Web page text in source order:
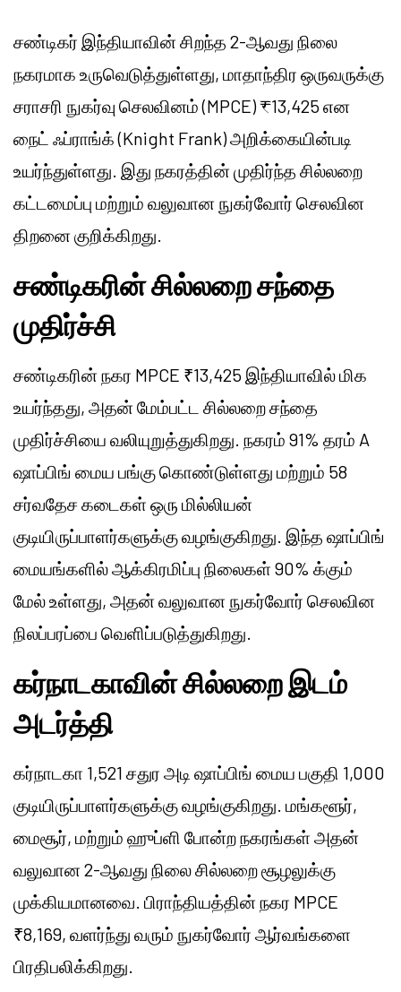
சண்டிகர் இந்தியாவின் சிறந்த 2-ஆவது நிலை
நகரமாக உருவெடுத்துள்ளது, மாதாந்திர ஒருவருக்கு
சராசரி நுகர்வு செலவினம் (MPCE) ₹13,425 என
நைட் ஃப்ராங்க் (Knight Frank) அறிக்கையின்படி
உயர்ந்துள்ளது. இது நகரத்தின் முதிர்ந்த சில்லறை
கட்டமைப்பு மற்றும் வலுவான நுகர்வோர் செலவின
திறனை குறிக்கிறது.
சண்டிகரின் சில்லறை சந்தை
முதிர்ச்சி
சண்டிகரின் நகர MPCE ₹13,425 இந்தியாவில் மிக
உயர்ந்தது, அதன் மேம்பட்ட சில்லறை சந்தை
முதிர்ச்சியை வலியுறுத்துகிறது. நகரம் 91% தரம் A
ஷாப்பிங் மைய பங்கு கொண்டுள்ளது மற்றும் 58
சர்வதேச கடைகள் ஒரு மில்லியன்
குடியிருப்பாளர்களுக்கு வழங்குகிறது. இந்த ஷாப்பிங்
மையங்களில் ஆக்கிரமிப்பு நிலைகள் 90% க்கும்
மேல் உள்ளது, அதன் வலுவான நுகர்வோர் செலவின
நிலப்பரப்பை வெளிப்படுத்துகிறது.
கர்நாடகாவின் சில்லறை இடம்
அடர்த்தி
கர்நாடகா 1,521 சதுர அடி ஷாப்பிங் மைய பகுதி 1,000
குடியிருப்பாளர்களுக்கு வழங்குகிறது. மங்களூர்,
மைசூர், மற்றும் ஹுப்ளி போன்ற நகரங்கள் அதன்
வலுவான 2-ஆவது நிலை சில்லறை சூழலுக்கு
முக்கியமானவை. பிராந்தியத்தின் நகர MPCE
₹8,169, வளர்ந்து வரும் நுகர்வோர் ஆர்வங்களை
பிரதிபலிக்கிறது.